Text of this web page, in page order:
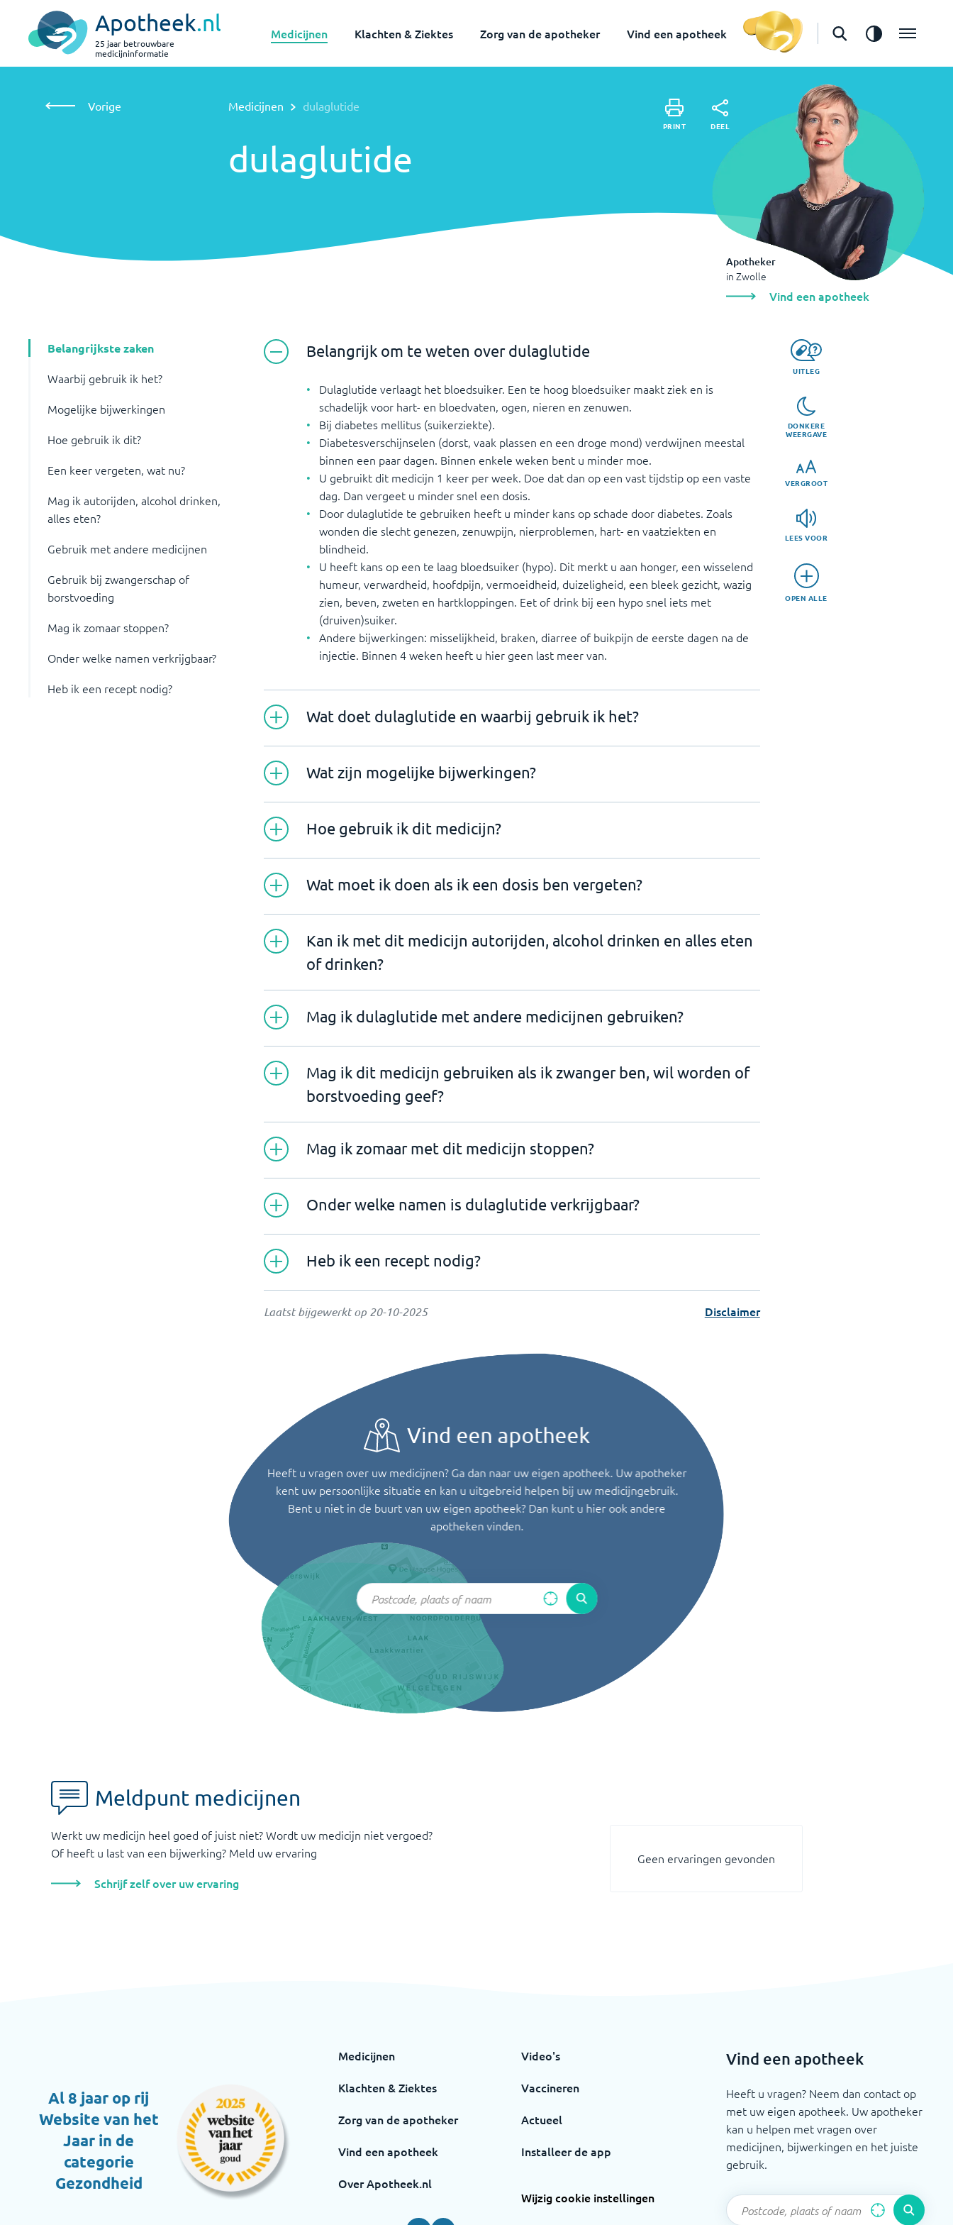
Apotheek.nl
25 jaar betrouwbare
medicijninformatie
Medicijnen Klachten & Ziektes Zorg van de apotheker Vind een apotheek
Zwolle
Vind een apotheek
Vorige Medicijnen dulaglutide
dulaglutide
PRINT DEEL
Apotheker
in Zwolle
Vind een apotheek
Belangrijkste zaken
Waarbij gebruik ik het?
Mogelijke bijwerkingen
Hoe gebruik ik dit?
Een keer vergeten, wat nu?
Mag ik autorijden, alcohol drinken,
alles eten?
Gebruik met andere medicijnen
Gebruik bij zwangerschap of
borstvoeding
Mag ik zomaar stoppen?
Onder welke namen verkrijgbaar?
Heb ik een recept nodig?
UITLEG
DONKERE
WEERGAVE
VERGROOT
LEES VOOR
OPEN ALLE
Belangrijk om te weten over dulaglutide
Dulaglutide verlaagt het bloedsuiker. Een te hoog bloedsuiker maakt ziek en is
schadelijk voor hart- en bloedvaten, ogen, nieren en zenuwen.
Bij diabetes mellitus (suikerziekte).
Diabetesverschijnselen (dorst, vaak plassen en een droge mond) verdwijnen meestal
binnen een paar dagen. Binnen enkele weken bent u minder moe.
U gebruikt dit medicijn 1 keer per week. Doe dat dan op een vast tijdstip op een vaste
dag. Dan vergeet u minder snel een dosis.
Door dulaglutide te gebruiken heeft u minder kans op schade door diabetes. Zoals
wonden die slecht genezen, zenuwpijn, nierproblemen, hart- en vaatziekten en
blindheid.
U heeft kans op een te laag bloedsuiker (hypo). Dit merkt u aan honger, een wisselend
humeur, verwardheid, hoofdpijn, vermoeidheid, duizeligheid, een bleek gezicht, wazig
zien, beven, zweten en hartkloppingen. Eet of drink bij een hypo snel iets met
(druiven)suiker.
Andere bijwerkingen: misselijkheid, braken, diarree of buikpijn de eerste dagen na de
injectie. Binnen 4 weken heeft u hier geen last meer van.
Wat doet dulaglutide en waarbij gebruik ik het?
Wat zijn mogelijke bijwerkingen?
Hoe gebruik ik dit medicijn?
Wat moet ik doen als ik een dosis ben vergeten?
Kan ik met dit medicijn autorijden, alcohol drinken en alles eten
of drinken?
Mag ik dulaglutide met andere medicijnen gebruiken?
Mag ik dit medicijn gebruiken als ik zwanger ben, wil worden of
borstvoeding geef?
Mag ik zomaar met dit medicijn stoppen?
Onder welke namen is dulaglutide verkrijgbaar?
Heb ik een recept nodig?
Laatst bijgewerkt op 20-10-2025 Disclaimer
Vind een apotheek
Heeft u vragen over uw medicijnen? Ga dan naar uw eigen apotheek. Uw apotheker
kent uw persoonlijke situatie en kan u uitgebreid helpen bij uw medicijngebruik.
Bent u niet in de buurt van uw eigen apotheek? Dan kunt u hier ook andere
apotheken vinden.
Meldpunt medicijnen
Werkt uw medicijn heel goed of juist niet? Wordt uw medicijn niet vergoed?
Of heeft u last van een bijwerking? Meld uw ervaring
Schrijf zelf over uw ervaring
Geen ervaringen gevonden
Al 8 jaar op rij
Website van het
Jaar in de
categorie
Gezondheid
Medicijnen
Klachten & Ziektes
Zorg van de apotheker
Vind een apotheek
Over Apotheek.nl
Video's
Vaccineren
Actueel
Installeer de app
Wijzig cookie instellingen
Vind een apotheek
Heeft u vragen? Neem dan contact op
met uw eigen apotheek. Uw apotheker
kan u helpen met vragen over
medicijnen, bijwerkingen en het juiste
gebruik.